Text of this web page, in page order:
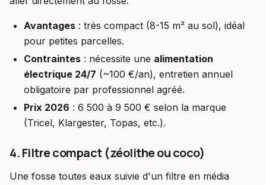
Avantages : très compact (8-15 m² au sol), idéal
pour petites parcelles.
Contraintes : nécessite une alimentation
électrique 24/7 (~100 €/an), entretien annuel
obligatoire par professionnel agréé.
Prix 2026 : 6 500 à 9 500 € selon la marque
(Tricel, Klargester, Topas, etc.).
4. Filtre compact (zéolithe ou coco)
Une fosse toutes eaux suivie d'un filtre en média